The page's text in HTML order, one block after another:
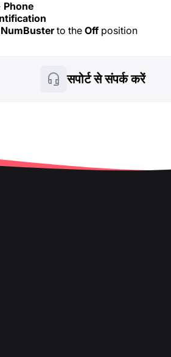
Phone
NumBusterto the Off position
सपोर्ट से संपर्क करें